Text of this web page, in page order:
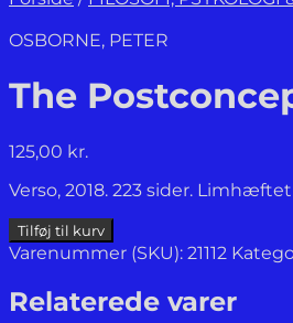
OSBORNE, PETER
The
125,00 kr.
Verso, 2018. 223 sider.
The
Postconceptual
Critical
Essays.
Tilføj til kurv
Varenummer (SKU): 21112
Relaterede varer